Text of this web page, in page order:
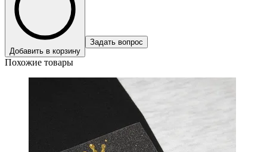
Добавить в корзину
Задать вопрос
Похожие товары